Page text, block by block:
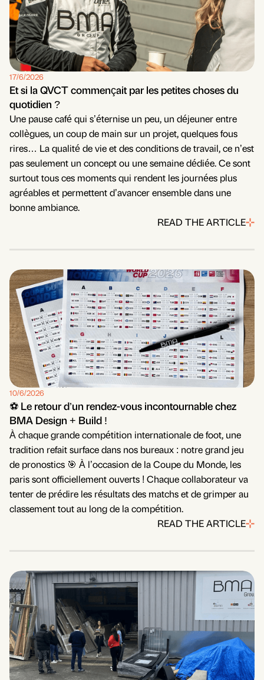
17/6/2026
Et si la QVCT commençait par les petites choses du
quotidien ?
Une pause café qui s’éternise un peu, un déjeuner entre
collègues, un coup de main sur un projet, quelques fous
rires… La qualité de vie et des conditions de travail, ce n’est
pas seulement un concept ou une semaine dédiée. Ce sont
surtout tous ces moments qui rendent les journées plus
agréables et permettent d’avancer ensemble dans une
bonne ambiance.
READ THE ARTICLE
10/6/2026
⚽ Le retour d’un rendez-vous incontournable chez
BMA Design + Build !
À chaque grande compétition internationale de foot, une
tradition refait surface dans nos bureaux : notre grand jeu
de pronostics 🎯 À l’occasion de la Coupe du Monde, les
paris sont officiellement ouverts ! Chaque collaborateur va
tenter de prédire les résultats des matchs et de grimper au
classement tout au long de la compétition.
READ THE ARTICLE